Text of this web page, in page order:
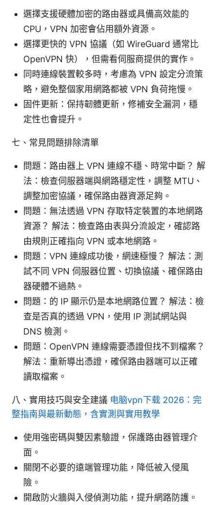
選擇支援硬體加密的路由器或具備高效能的
CPU，VPN 加密會佔用額外資源。
選擇更快的 VPN 協議（如 WireGuard 通常比
OpenVPN 快），但需看伺服商提供的實作。
同時連線裝置較多時，考慮為 VPN 設定分流策
略，避免整個家用網路都被 VPN 負荷拖慢。
固件更新：保持韌體更新，修補安全漏洞，穩
定性也會提升。
七、常見問題排除清單
問題：路由器上 VPN 連線不穩、時常中斷？ 解
法：檢查伺服器端與網路穩定性，調整 MTU、
調整加密協議，確保路由器資源足夠。
問題：無法透過 VPN 存取特定裝置的本地網路
資源？ 解法：檢查路由表與分流設定，確認路
由規則正確指向 VPN 或本地網路。
問題：VPN 連線成功後，網速極慢？ 解法：測
試不同 VPN 伺服器位置、切換協議、確保路由
器硬體不過熱。
問題：的 IP 顯示仍是本地網路位置？ 解法：檢
查是否真的透過 VPN，使用 IP 測試網站與
DNS 檢測。
問題：OpenVPN 連線需要憑證但找不到檔案？
解法：重新導出憑證，確保路由器端可以正確
讀取檔案。
八、實用技巧與安全建議 电脑vpn下载 2026：完
整指南與最新動態，含實測與實用教學
使用強密碼與雙因素驗證，保護路由器管理介
面。
關閉不必要的遠端管理功能，降低被入侵風
險。
開啟防火牆與入侵偵測功能，提升網路防護。